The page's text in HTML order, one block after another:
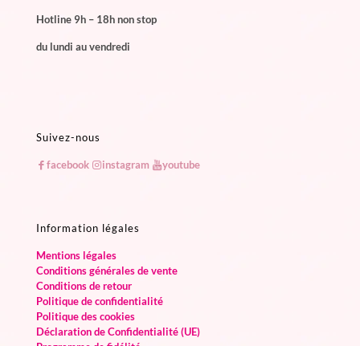
Hotline 9h – 18h non stop
du lundi au vendredi
Suivez-nous
facebook instagram youtube
Information légales
Mentions légales
Conditions générales de vente
Conditions de retour
Politique de confidentialité
Politique des cookies
Déclaration de Confidentialité (UE)